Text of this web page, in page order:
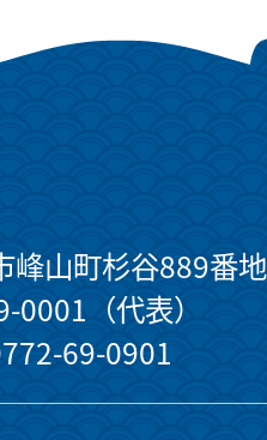
峰山町杉谷889番地
（代表）
69-0901